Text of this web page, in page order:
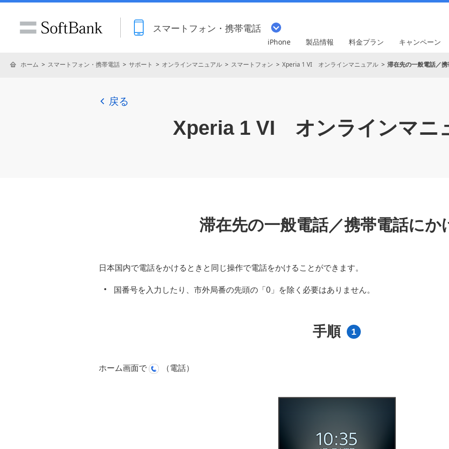
スマートフォン・携帯電話
iPhone 製品情報 料金プラン キャンペーン
ホーム スマートフォン・携帯電話 サポート オンラインマニュアル スマートフォン Xperia 1 VI オンラインマニュアル 滞在先の一般電話／
戻る
Xperia 1 VI オンラインマニ
滞在先の一般電話／携帯電話にか
日本国内で電話をかけるときと同じ操作で電話をかけることができます。
国番号を入力したり、市外局番の先頭の「0」を除く必要はありません。
手順 1
ホーム画面で （電話）